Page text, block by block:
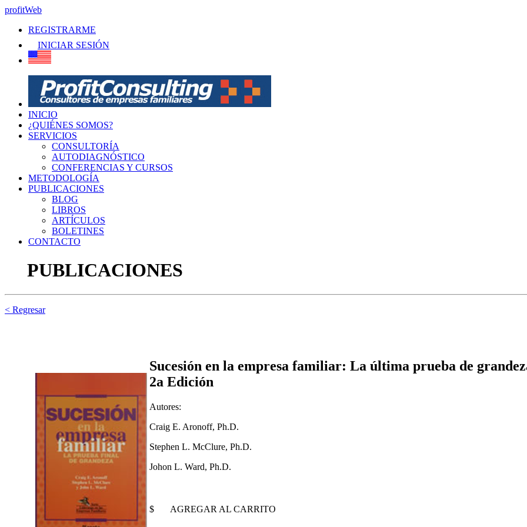
profitWeb
REGISTRARME
INICIAR SESIÓN
INICIO
¿QUIÉNES SOMOS?
SERVICIOS
CONSULTORÍA
AUTODIAGNÓSTICO
CONFERENCIAS Y CURSOS
METODOLOGÍA
PUBLICACIONES
BLOG
LIBROS
ARTÍCULOS
BOLETINES
CONTACTO
PUBLICACIONES
< Regresar
Sucesión en la empresa familiar: La última prueba de
2a Edición
Autores:
Craig E. Aronoff, Ph.D.
Stephen L. McClure, Ph.D.
Johon L. Ward, Ph.D.
$ AGREGAR AL CARRITO